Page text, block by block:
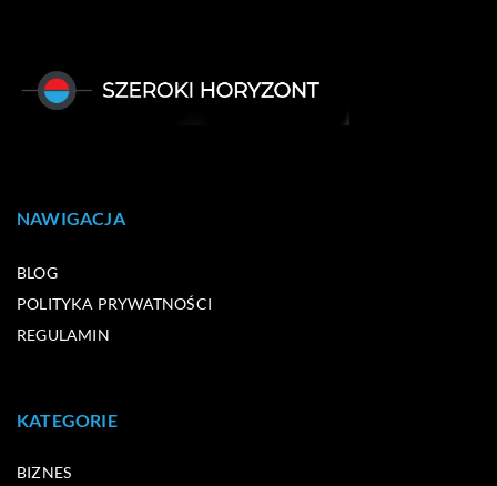
NAWIGACJA
BLOG
POLITYKA PRYWATNOŚCI
REGULAMIN
KATEGORIE
BIZNES